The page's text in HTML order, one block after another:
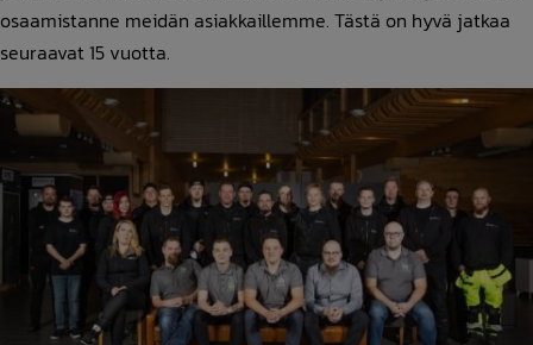
osaamistanne meidän asiakkaillemme. Tästä on hyvä jatkaa
seuraavat 15 vuotta.